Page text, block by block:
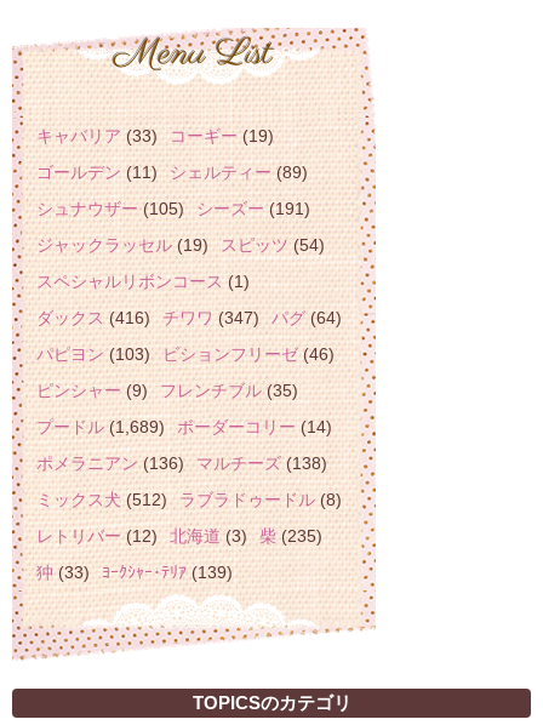
キャバリア(33) コーギー(19)
ゴールデン(11) シェルティー(89)
シュナウザー(105) シーズー(191)
ジャックラッセル(19) スピッツ(54)
スペシャルリボンコース(1)
ダックス(416) チワワ(347) パグ(64)
パピヨン(103) ビションフリーゼ(46)
ピンシャー(9) フレンチブル(35)
プードル(1,689) ボーダーコリー(14)
ポメラニアン(136) マルチーズ(138)
ミックス犬(512) ラブラドゥードル(8)
レトリバー(12) 北海道(3) 柴(235)
狆(33) ﾖｰｸｼｬｰ･ﾃﾘｱ(139)
TOPICSのカテゴリ